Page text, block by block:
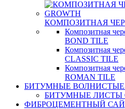
КОМПОЗИТНАЯ
Композитная
BOND TILE
Композитная
CLASSIC TILE
Композитная
ROMAN TILE
БИТУМНЫЕ
БИТУМНЫЕ ЛИСТЫ
ФИБРОЦЕМЕНТНЫЙ